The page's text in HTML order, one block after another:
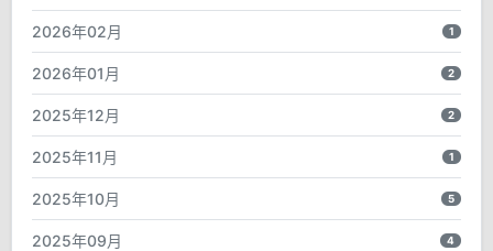
2026年02月 1
2026年01月 2
2025年12月 2
2025年11月 1
2025年10月 5
2025年09月 4